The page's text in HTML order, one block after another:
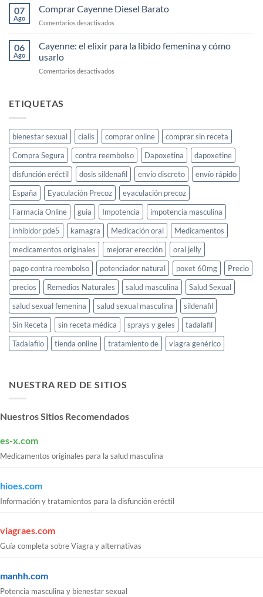
Cayenne
Segunda
Mano
07
Ago
Comprar Cayenne Diesel Barato
Comentarios desactivados
Cayenne
Diesel
06
Ago
Cayenne: el elixir para la libido femenina y cómo
usarlo
Comentarios desactivados
libido
femenina
y
cómo
usarlo
ETIQUETAS
bienestar sexual cialis comprar online
comprar sin receta
Compra Segura
contra reembolso Dapoxetina
dapoxetine
disfunción eréctil
dosis sildenafil envío discreto
envío rápido
España
Eyaculación Precoz
eyaculación precoz
Farmacia Online
guia Impotencia
impotencia masculina
inhibidor pde5
kamagra Medicación oral
Medicamentos
medicamentos originales
mejorar erección
oral jelly
pago contra reembolso
potenciador natural poxet 60mg
Precio
precios
Remedios Naturales salud masculina
Salud Sexual
salud sexual femenina
salud sexual masculina
sildenafil
Sin Receta
sin receta médica sprays y geles
tadalafil
Tadalafilo
tienda online tratamiento de viagra genérico
NUESTRA RED DE SITIOS
Nuestros Sitios Recomendados
es-x.com
Medicamentos originales para la salud masculina
hioes.com
Información y tratamientos para la disfunción eréctil
viagraes.com
Guía completa sobre Viagra y alternativas
manhh.com
Potencia masculina y bienestar sexual